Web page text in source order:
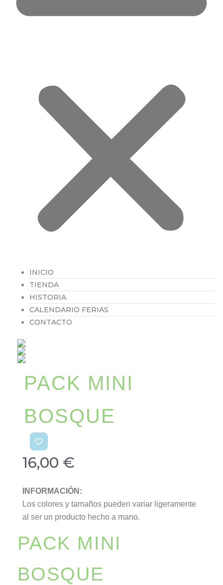
INICIO
TIENDA
HISTORIA
CALENDARIO FERIAS
CONTACTO
PACK MINI
BOSQUE
16,00 €
INFORMACIÓN:
Los colores y tamaños pueden variar ligeramente
al ser un producto hecho a mano.
PACK MINI
BOSQUE